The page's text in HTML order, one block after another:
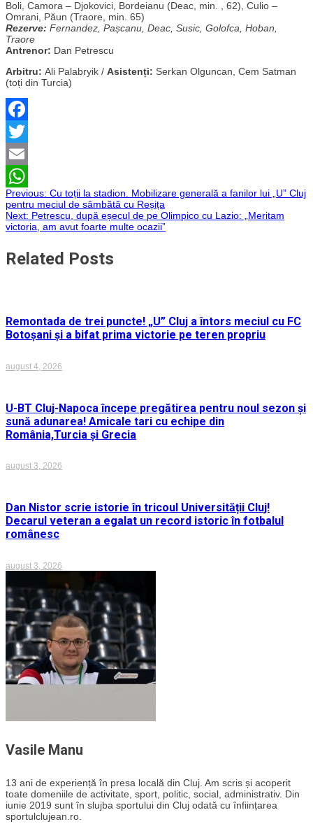
Boli, Camora – Djokovici, Bordeianu (Deac, min. , 62), Culio –
Omrani, Păun (Traore, min. 65)
Rezerve: Fernandez, Pașcanu, Deac, Susic, Golofca, Hoban,
Traore
Antrenor: Dan Petrescu
Arbitru: Ali Palabryik / Asistenți: Serkan Olguncan, Cem Satman
(toți din Turcia)
Facebook
Twitter
Email
WhatsApp
Navigare
în
articole
Previous: Cu toții la stadion. Mobilizare generală a fanilor lui „U” Cluj
pentru meciul de sâmbătă cu Reșița
Next: Petrescu, după eșecul de pe Olimpico cu Lazio: „Meritam
victoria, am avut foarte multe ocazii”
Related Posts
Remontada de trei puncte! „U” Cluj a întors meciul cu FC
Botoșani și a bifat prima victorie pe teren propriu
august 4, 2026
U-BT Cluj-Napoca începe pregătirea pentru noul sezon și
sună adunarea! Amicale tari cu echipe din
România,Turcia și Grecia
august 3, 2026
Dan Nistor scrie istorie în tricoul Universității Cluj!
Decarul veteran a egalat un record istoric în fotbalul
românesc
august 3, 2026
Vasile Manu
13 ani de experiență în presa locală din Cluj. Am scris și acoperit
toate domeniile de activitate, sport, politic, social, administrativ. Din
iunie 2019 sunt în slujba sportului din Cluj odată cu înființarea
sportulclujean.ro.